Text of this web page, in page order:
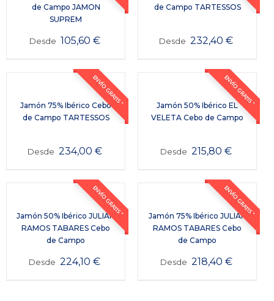
de Campo JAMON
SUPREM
Desde 105,60 €
de Campo TARTESSOS
Desde 232,40€
ENVÍO GRATIS *
Jamón 75% Ibérico Cebo
de Campo TARTESSOS
Desde 234,00 €
ENVÍO GRATIS *
Jamón 50% Ibérico EL
VELETA Cebo de Campo
Desde 215,80€
ENVÍO GRATIS *
Jamón 50% Ibérico JULIÁN
RAMOS TABARES Cebo
de Campo
Desde 224,10€
ENVÍO GRATIS *
Jamón 75% Ibérico JULIÁN
RAMOS TABARES Cebo
de Campo
Desde 218,40 €